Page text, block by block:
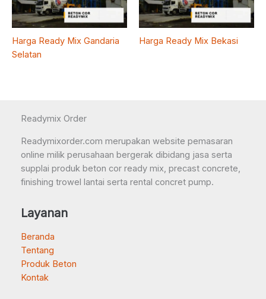
Harga Ready Mix Gandaria
Selatan
Harga Ready Mix Bekasi
Readymix Order
Readymixorder.com merupakan website pemasaran
online milik perusahaan bergerak dibidang jasa serta
supplai produk beton cor ready mix, precast concrete,
finishing trowel lantai serta rental concret pump.
Layanan
Beranda
Tentang
Produk Beton
Kontak